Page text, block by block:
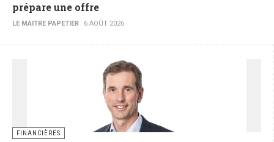
prépare une offre
LE MAITRE PAPETIER 6 AOÛT 2026
FINANCIÈRES